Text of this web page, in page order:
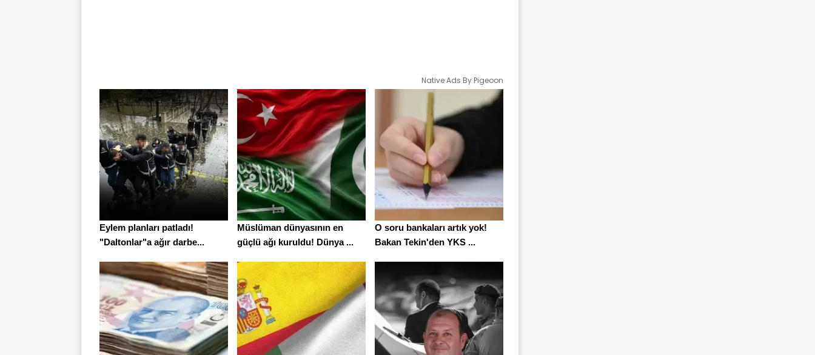
Native Ads By Pigeoon
Eylem planları patladı!
"Daltonlar"a ağır darbe...
Müslüman dünyasının en
güçlü ağı kuruldu! Dünya ...
O soru bankaları artık yok!
Bakan Tekin'den YKS ...